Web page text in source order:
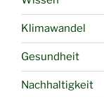
Klimawandel
Gesundheit
Nachhaltigkeit